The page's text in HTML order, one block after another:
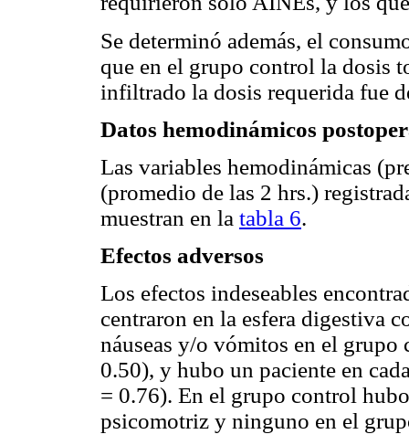
Se determinó además, el
que en el grupo control la dosis
infiltrado la dosis requerida fue
Datos hemodinámicos
Las variables hemodinámicas
(promedio de las 2 hrs.)
muestran en la tabla 6.
Efectos adversos
Los efectos indeseables
centraron en la esfera digestiva
náuseas y/o vómitos en el
0.50), y hubo un paciente en
= 0.76). En el grupo control
psicomotriz y ninguno en el